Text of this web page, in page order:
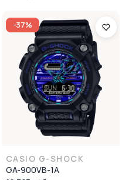
-37%
CASIO G-SHOCK
GA-900VB-1A